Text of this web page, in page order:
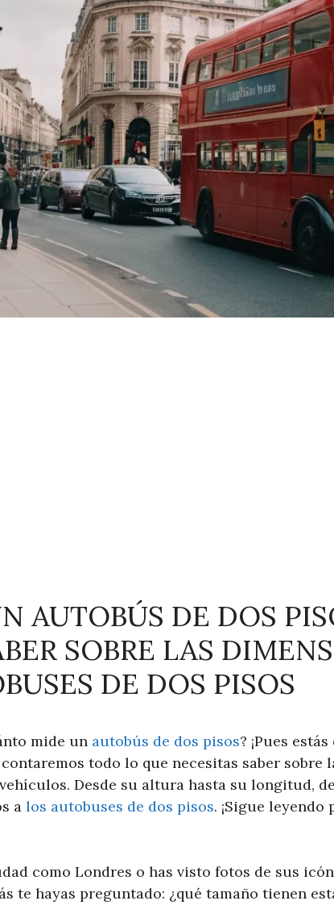
AUTOBÚS DE DOS
SOBRE LAS
DE DOS PISOS
mide un autobús de dos pisos? ¡Pues
todo lo que necesitas saber sobre
Desde su altura hasta su longitud,
a los autobuses de dos pisos. ¡Sigue leyendo
como Londres o has visto fotos de sus
te hayas preguntado: ¿qué tamaño tienen